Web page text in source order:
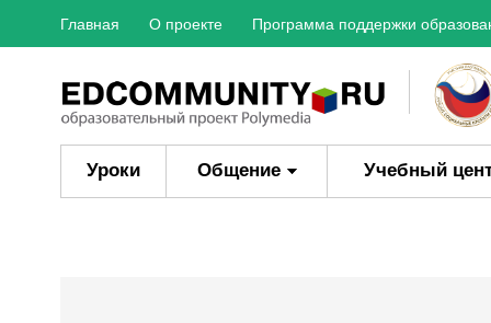
Главная О проекте Программа поддержки
Уроки Общение Учебный